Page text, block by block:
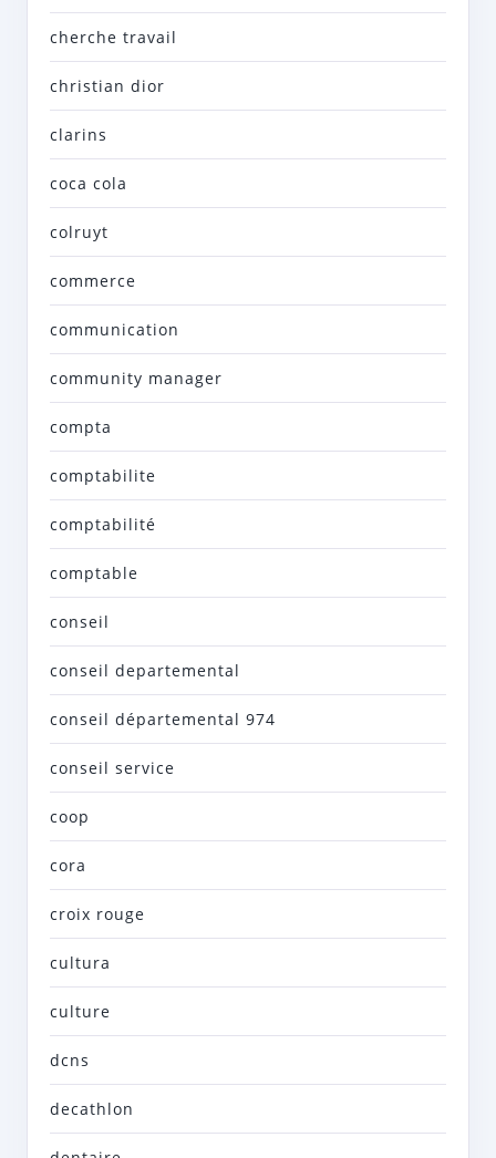
cherche travail
christian dior
clarins
coca cola
colruyt
commerce
communication
community manager
compta
comptabilite
comptabilité
comptable
conseil
conseil departemental
conseil départemental 974
conseil service
coop
cora
croix rouge
cultura
culture
dcns
decathlon